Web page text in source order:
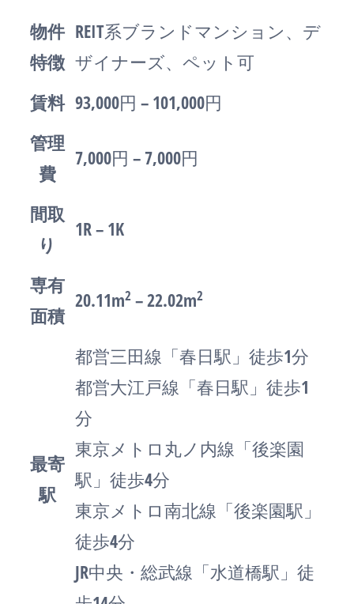
物件
特徴
REIT系ブランドマンション、デ
ザイナーズ、ペット可
賃料 93,000円 – 101,000円
管理
費
7,000円 – 7,000円
間取
り
1R – 1K
専有
面積
20.11m2 – 22.02m2
最寄
駅
都営三田線「春日駅」徒歩1分
都営大江戸線「春日駅」徒歩1
分
東京メトロ丸ノ内線「後楽園
駅」徒歩4分
東京メトロ南北線「後楽園駅」
徒歩4分
JR中央・総武線「水道橋駅」徒